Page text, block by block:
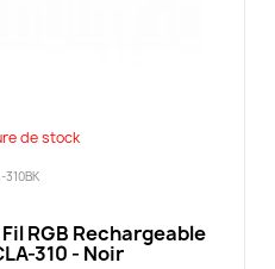
de stock
310BK
RGB Rechargeable
310 - Noir